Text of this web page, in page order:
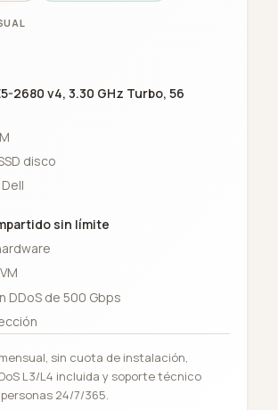
2680 v4, 3.30 GHz Turbo, 56
disco
sin límite
DDoS de 500 Gbps
sin cuota de instalación,
L3/L4 incluida y soporte técnico
24/7/365.